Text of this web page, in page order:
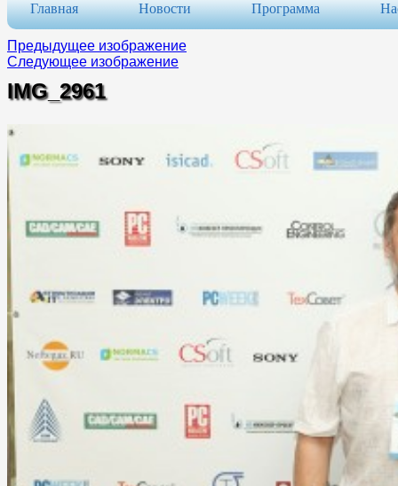
Главная Новости Программа
Предыдущее изображение
Следующее изображение
IMG_2961